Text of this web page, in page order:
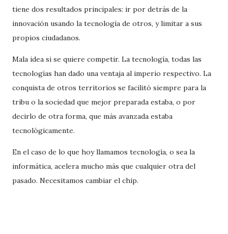
tiene dos resultados principales: ir por detrás de la
innovación usando la tecnología de otros, y limitar a sus
propios ciudadanos.
Mala idea si se quiere competir. La tecnología, todas las
tecnologías han dado una ventaja al imperio respectivo. La
conquista de otros territorios se facilitó siempre para la
tribu o la sociedad que mejor preparada estaba, o por
decirlo de otra forma, que más avanzada estaba
tecnológicamente.
En el caso de lo que hoy llamamos tecnología, o sea la
informática, acelera mucho más que cualquier otra del
pasado. Necesitamos cambiar el chip.